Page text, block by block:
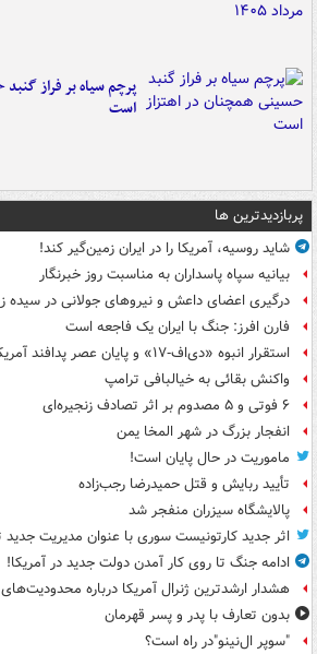
پرچم سیاه بر فراز
است
پربازدیدترین ها
شاید روسیه، آمریکا را در ایران زمین‌گیر کند!
بیانیه سپاه پاسداران به مناسبت روز خبرنگار
درگیری اعضای داعش و نیروهای جولانی در سیده
فارن افرز: جنگ با ایران یک فاجعه است
استقرار انبوه «دی‌اف‑۱۷» و پایان عصر پدافند آمریکا +عکس
واکنش بقائی به خیالبافی ترامپ
۶ فوتی و ۵ مصدوم بر اثر تصادف زنجیره‌ای
انفجار بزرگ در شهر المخا یمن
ماموریت در حال پایان است!
تأیید ربایش و قتل حمیدرضا رجب‌زاده
پالایشگاه سیزران منفجر شد
اثر جدید کارتونیست سوری با عنوان مدیریت جدید
ادامه جنگ تا روی کار آمدن دولت جدید در آمریکا!
هشدار ارشدترین ژنرال آمریکا درباره
بدون تعارف با پدر و پسر قهرمان
"سوپر ال‌نینو"در راه است؟